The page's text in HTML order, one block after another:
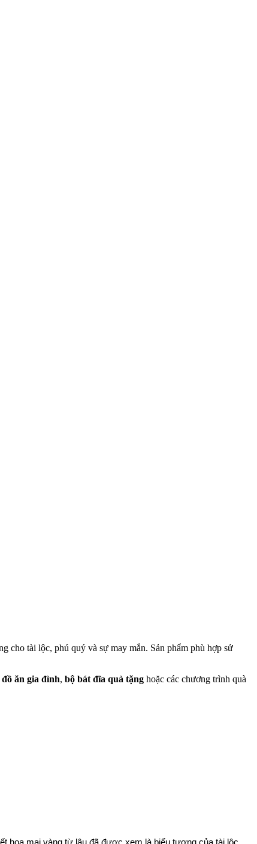
cho tài lộc, phú quý và sự may mắn. Sản phẩm phù hợp sử
đồ ăn gia đình, bộ bát đĩa quà tặng hoặc các chương trình quà